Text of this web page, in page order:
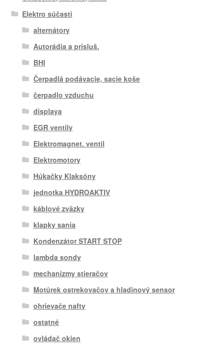
Elektro súčasti
alternátory
Autorádia a prísluš.
BHI
Čerpadlá podávacie, sacie koše
čerpadlo vzduchu
displaya
EGR ventily
Elektromagnet. ventil
Elektromotory
Húkačky Klaksóny
jednotka HYDROAKTIV
káblové zväzky
klapky sania
Kondenzátor START STOP
lambda sondy
mechanizmy stieračov
Motůrek ostrekovačov a hladinový sensor
ohrievače nafty
ostatné
ovládač okien